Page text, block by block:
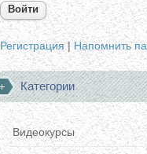
Войти
Регистрация| Напомнить
Категории
Видеокурсы